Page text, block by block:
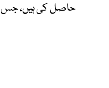
حاصل کی ہیں، جس